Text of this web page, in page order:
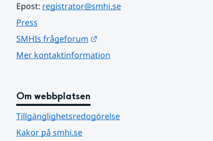
Epost: registrator@smhi.se
Press
SMHIs frågeforum
Mer kontaktinformation
Om webbplatsen
Tillgänglighetsredogörelse
Kakor på smhi.se